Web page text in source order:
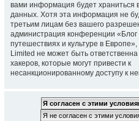
вами информация будет храниться
данных. Хотя эта информация не
третьим лицам без вашего
администрация конференции «Блог
путешествиях и культуре в
Limited не может быть ответственна
хакеров, которые могут привести к
несанкционированному доступу к